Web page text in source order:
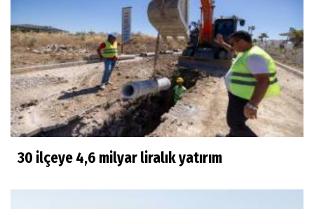
30 ilçeye 4,6 milyar liralık yatırım